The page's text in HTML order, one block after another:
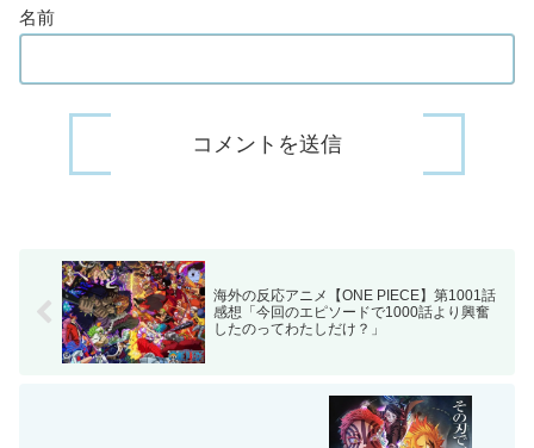
名前
海外の反応アニメ【ONE PIECE】第1001話
感想「今回のエピソードで1000話より興奮
したのってわたしだけ？」